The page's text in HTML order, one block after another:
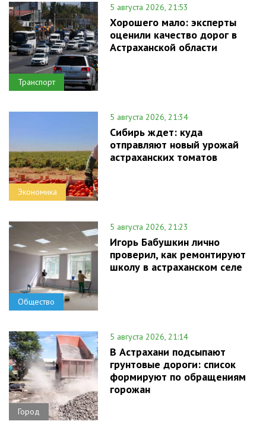
Транспорт
5 августа 2026, 21:53
Хорошего мало: эксперты
оценили качество дорог в
Астраханской области
Экономика
5 августа 2026, 21:34
Сибирь ждет: куда
отправляют новый урожай
астраханских томатов
Общество
5 августа 2026, 21:23
Игорь Бабушкин лично
проверил, как ремонтируют
школу в астраханском селе
Город
5 августа 2026, 21:14
В Астрахани подсыпают
грунтовые дороги: список
формируют по обращениям
горожан